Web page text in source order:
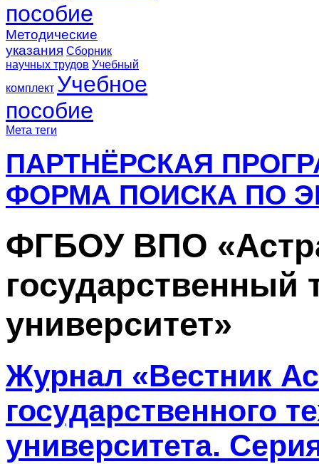
пособие
Методические
указания Сборник
научных трудов Учебный
комплект Учебное
пособие
Мета теги
ПАРТНЁРСКАЯ
ФОРМА ПОИСКА ПО
ФГБОУ ВПО
государственный
университет»
Журнал «Вестник
государственного
университета.